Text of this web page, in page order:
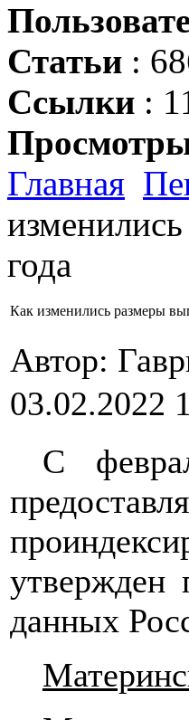
Статьи :
Ссылки :
Главная
года
Как изменились размеры
Автор:
03.02.2022
С
утвержден
данных